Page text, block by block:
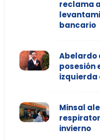
reclama
bancario
Abelardo
posesión
izquierda
Minsal
invierno